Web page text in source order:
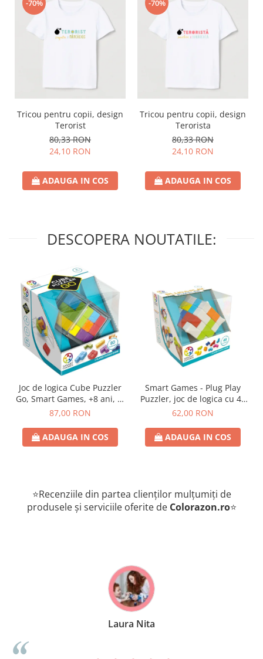
-70%
Tricou pentru copii, design
Terorist
80,33 RON
24,10 RON
ADAUGA IN COS
-70%
Tricou pentru copii, design
Terorista
80,33 RON
24,10 RON
ADAUGA IN COS
DESCOPERA NOUTATILE:
Joc de logica Cube Puzzler
Go, Smart Games, +8 ani, lb
romana
87,00 RON
ADAUGA IN COS
Smart Games - Plug Play
Puzzler, joc de logica cu 48
de provocari, 6+ ani, lb
62,00 RON
ADAUGA IN COS
⭐Recenziile din partea clienților mulțumiți de
produsele și serviciile oferite de Colorazon.ro⭐
Laura Nita